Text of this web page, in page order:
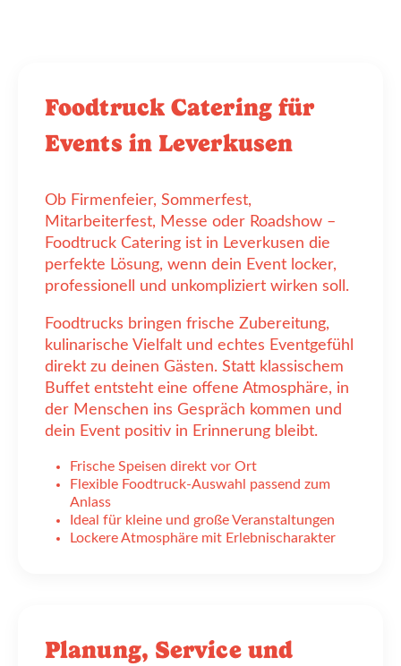
Foodtruck Catering für
Events in Leverkusen
Ob Firmenfeier, Sommerfest,
Mitarbeiterfest, Messe oder Roadshow –
Foodtruck Catering ist in Leverkusen die
perfekte Lösung, wenn dein Event locker,
professionell und unkompliziert wirken soll.
Foodtrucks bringen frische Zubereitung,
kulinarische Vielfalt und echtes Eventgefühl
direkt zu deinen Gästen. Statt klassischem
Buffet entsteht eine offene Atmosphäre, in
der Menschen ins Gespräch kommen und
dein Event positiv in Erinnerung bleibt.
Frische Speisen direkt vor Ort
Flexible Foodtruck-Auswahl passend zum
Anlass
Ideal für kleine und große Veranstaltungen
Lockere Atmosphäre mit Erlebnischarakter
Planung, Service und